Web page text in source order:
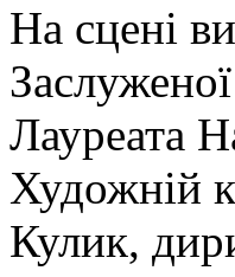
На сцені
Лауреата
Художній
Кулик,